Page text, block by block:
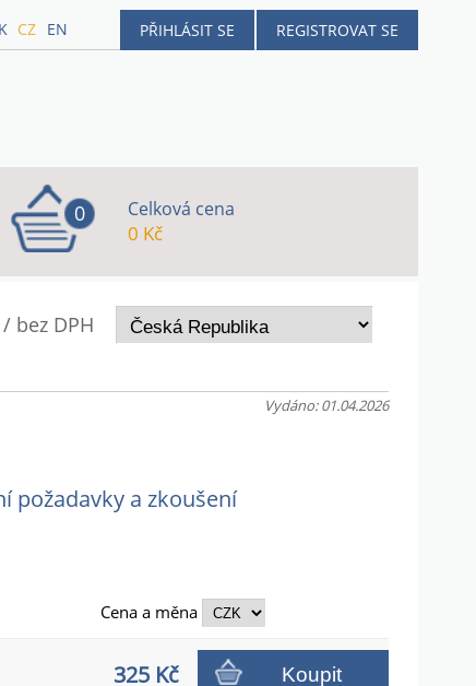
PŘIHLÁSIT SE REGISTROVAT SE
CZ EN
0 Celková cena
0 Kč
bez DPH
Vydáno: 01.04.2026
požadavky a zkoušení
Cena a měna
325 Kč Koupit